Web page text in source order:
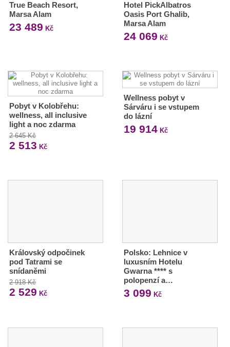
True Beach Resort,
Marsa Alam
23 489 Kč
Hotel PickAlbatros
Oasis Port Ghalib,
Marsa Alam
24 069 Kč
Pobyt v Kolobřehu:
wellness, all inclusive
light a noc zdarma
2 645 Kč
2 513 Kč
Wellness pobyt v
Sárváru i se vstupem
do lázní
19 914Kč
Královský odpočinek
pod Tatrami se
snídaněmi
2 918 Kč
2 529 Kč
Polsko: Lehnice v
luxusním Hotelu
Gwarna **** s
polopenzí a…
3 099 Kč